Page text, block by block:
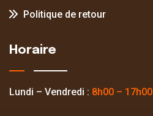
Politique de retour
Horaire
Lundi – Vendredi : 8h00 – 17h00